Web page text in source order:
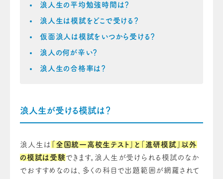
浪人生の平均勉強時間は？
浪人生は模試をどこで受ける？
仮面浪人は模試をいつから受ける？
浪人の何が辛い？
浪人生の合格率は？
浪人生が受ける模試は？
浪人生は 「全国統一高校生テスト」と「進研模試」以外
の模試は受験できます。浪人生が受けられる模試のなか
でおすすめなのは、多くの科目で出題範囲が網羅されて